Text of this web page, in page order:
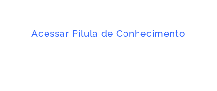
Acessar Pílula de Conhecimento